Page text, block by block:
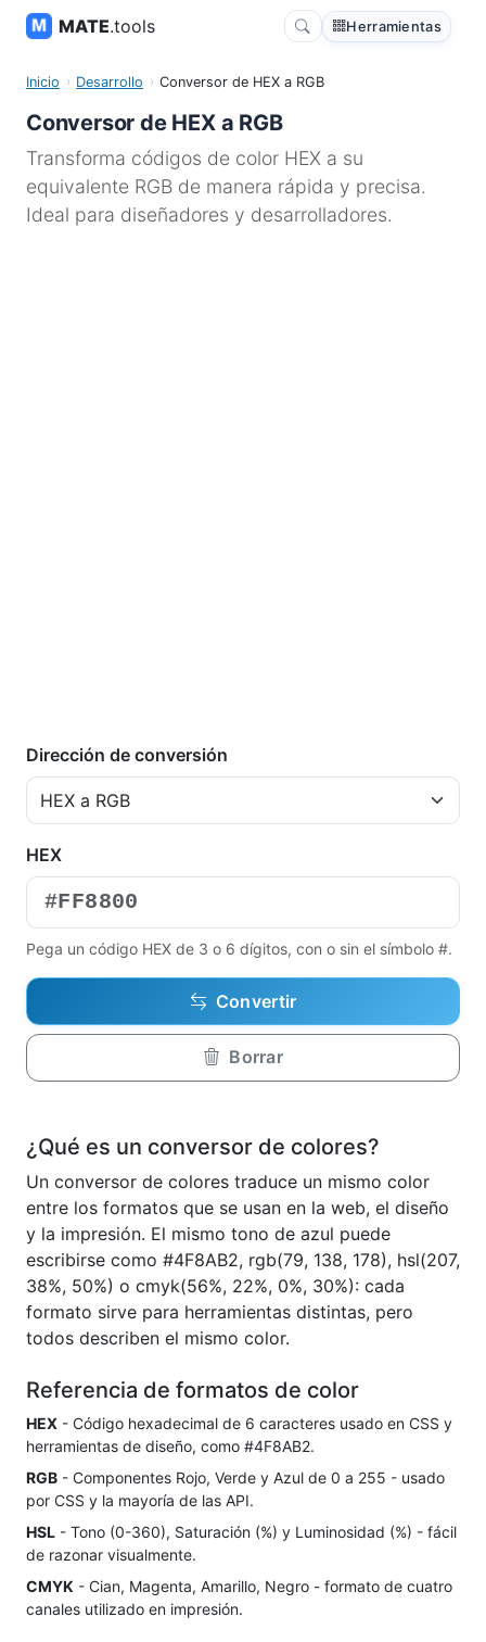
MATE.tools Herramientas
Inicio Desarrollo Conversor de HEX a RGB
Conversor de HEX a RGB
Transforma códigos de color HEX a su
equivalente RGB de manera rápida y precisa.
Ideal para diseñadores y desarrolladores.
Dirección de conversión
HEX
Pega un código HEX de 3 o 6 dígitos, con o sin el símbolo #.
Convertir
Borrar
¿Qué es un conversor de colores?
Un conversor de colores traduce un mismo color
entre los formatos que se usan en la web, el diseño
y la impresión. El mismo tono de azul puede
escribirse como #4F8AB2, rgb(79, 138, 178), hsl(207,
38%, 50%) o cmyk(56%, 22%, 0%, 30%): cada
formato sirve para herramientas distintas, pero
todos describen el mismo color.
Referencia de formatos de color
HEX - Código hexadecimal de 6 caracteres usado en CSS y
herramientas de diseño, como #4F8AB2.
RGB - Componentes Rojo, Verde y Azul de 0 a 255 - usado
por CSS y la mayoría de las API.
HSL - Tono (0-360), Saturación (%) y Luminosidad (%) - fácil
de razonar visualmente.
CMYK - Cian, Magenta, Amarillo, Negro - formato de cuatro
canales utilizado en impresión.